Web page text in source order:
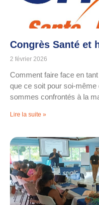
Congrès Santé et
2 février 2026
Comment faire face en tant
que ce soit pour soi-
sommes confrontés à la
Lire la suite »